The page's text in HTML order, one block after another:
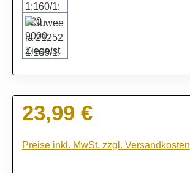
Regulärer Preis:
23,99 €
Preise inkl. MwSt. zzgl. Versandkosten